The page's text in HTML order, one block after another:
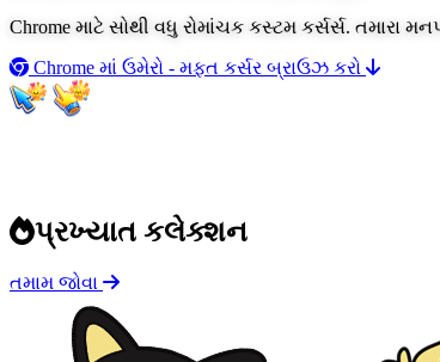
Chrome માટે સોથી વધુ રોમાંચક કસ્ટમ કર્સર્સ.
Chrome માં ઉમેરો - મફત કર્સર બ્રાઉઝ કરો
પ્રખ્યાત કલેક્શન
તમામ જોવા